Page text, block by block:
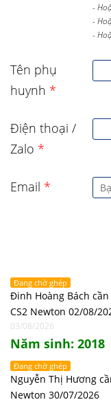
-
-
-
Tên phụ
huynh *
Điện thoại /
Zalo *
Email *
Đang chờ ghép
Đinh Hoàng Bách
CS2 Newton 02/08/
03/08/2026
Năm sinh: 2018
Đang chờ ghép
Nguyễn Thị Hương
Newton 30/07/2026